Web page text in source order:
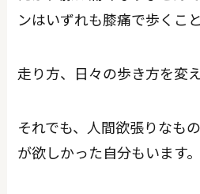
ンはいずれも膝痛で歩くこ
走り方、日々の歩き方を変
それでも、人間欲張りなも
が欲しかった自分もいます。